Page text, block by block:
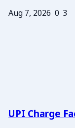
Aug 7, 2026 0 3
UPI Charge